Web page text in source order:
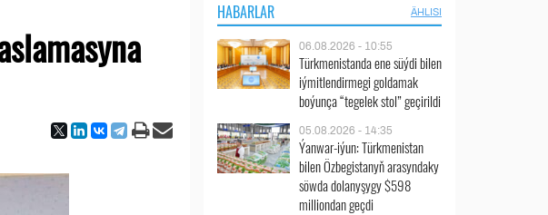
HABARLAR ÄHLISI
06.08.2026 - 10:55
Türkmenistanda ene süýdi bilen
iýmitlendirmegi goldamak
boýunça “tegelek stol” geçirildi
05.08.2026 - 14:35
Ýanwar-iýun: Türkmenistan
bilen Özbegistanyň arasyndaky
söwda dolanyşygy $598
milliondan geçdi